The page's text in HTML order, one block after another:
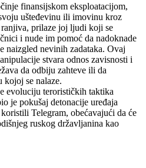
finansijskom eksploatacijom,
ušteđevinu ili imovinu kroz
prilaze joj ljudi koji se
i nude im pomoć da nadoknade
naizgled nevinih zadataka. Ovaj
stvara odnos zavisnosti i
da odbiju zahteve ili da
kojoj se nalaze.
evoluciju terorističkih taktika
je pokušaj detonacije uređaja
Telegram, obećavajući da će
ruskog državljanina kao